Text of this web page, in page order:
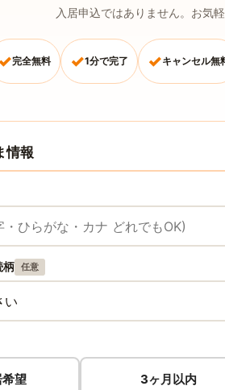
入居申込ではありません。お気軽
✓完全無料 ✓1分で完了 ✓キャンセル無
情報
柄 任意
望 3ヶ月以内